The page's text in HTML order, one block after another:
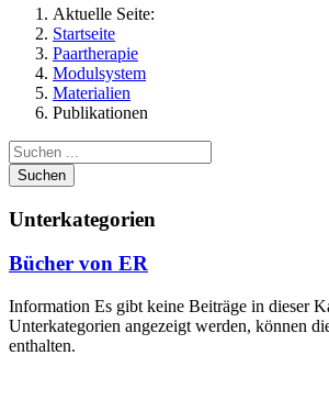
Aktuelle Seite:
Startseite
Paartherapie
Modulsystem
Materialien
Publikationen
Suchen
Unterkategorien
Bücher von ER
Information Es gibt keine Beiträge in dieser
Unterkategorien angezeigt werden, können
enthalten.